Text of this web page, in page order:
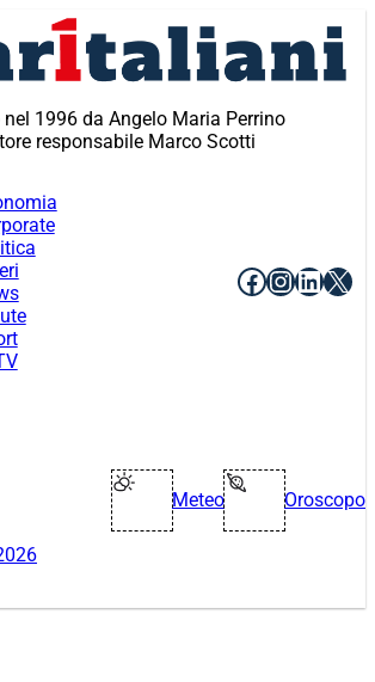
nel 1996 da Angelo Maria Perrino
responsabile Marco Scotti
Facebook
X
Meteo Oroscopo